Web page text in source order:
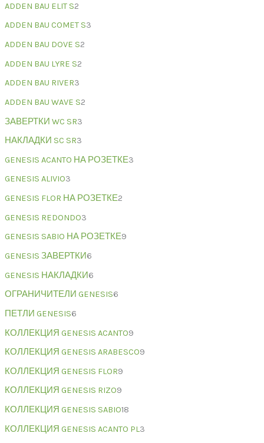
ADDEN BAU ELIT S2
ADDEN BAU COMET S3
ADDEN BAU DOVE S2
ADDEN BAU LYRE S2
ADDEN BAU RIVER3
ADDEN BAU WAVE S2
ЗАВЕРТКИ WC SR3
НАКЛАДКИ SC SR3
GENESIS ACANTO НА РОЗЕТКЕ3
GENESIS ALIVIO3
GENESIS FLOR НА РОЗЕТКЕ2
GENESIS REDONDO3
GENESIS SABIO НА РОЗЕТКЕ9
GENESIS ЗАВЕРТКИ6
GENESIS НАКЛАДКИ6
ОГРАНИЧИТЕЛИ GENESIS6
ПЕТЛИ GENESIS6
КОЛЛЕКЦИЯ GENESIS ACANTO9
КОЛЛЕКЦИЯ GENESIS ARABESCO9
КОЛЛЕКЦИЯ GENESIS FLOR9
КОЛЛЕКЦИЯ GENESIS RIZO9
КОЛЛЕКЦИЯ GENESIS SABIO18
КОЛЛЕКЦИЯ GENESIS ACANTO PL3